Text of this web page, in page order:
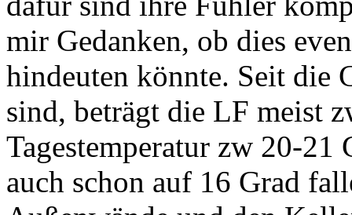
mir Gedanken, ob dies
hindeuten könnte. Seit die
sind, beträgt die LF meist
Tagestemperatur zw 20-21
auch schon auf 16 Grad